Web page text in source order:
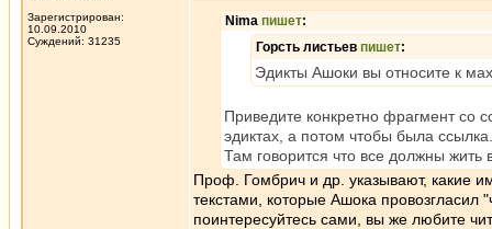
Зарегистрирован:
10.09.2010
Суждений: 31235
Nima пишет:
Горсть листьев пишет:
Эдикты Ашоки вы относите к
Приведите конкретно фрагмент со
эдиктах, а потом чтобы была
Там говорится что все должны жить
Проф. Гомбрич и др. указывают, какие
текстами, которые Ашока
поинтересуйтесь сами, вы же любите